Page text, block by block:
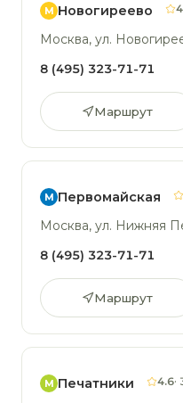
М Новогиреево
Москва, ул.
8 (495) 323-71-71
Маршрут
М Первомайская
Москва, ул. Нижняя
8 (495) 323-71-71
Маршрут
М Печатники 4.6·